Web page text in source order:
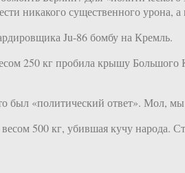
никакого существенного
Ju-86 бомбу на Кремль.
250 кг пробила крышу
был «политический ответ». Мол,
500 кг, убившая кучу